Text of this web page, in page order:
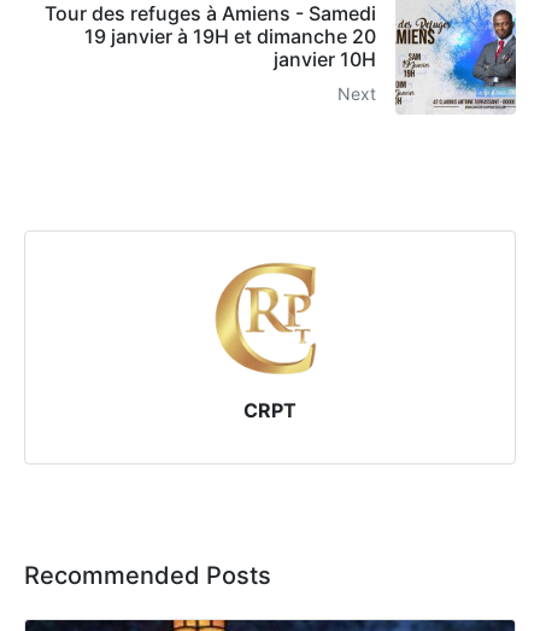
Tour des refuges à Amiens - Samedi
19 janvier à 19H et dimanche 20
janvier 10H
Next
CRPT
Recommended Posts